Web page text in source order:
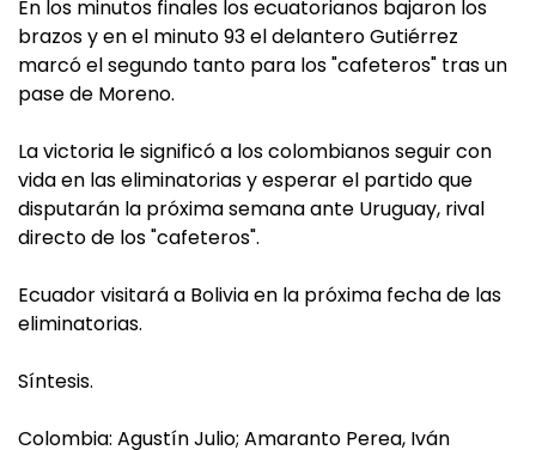
En los minutos finales los ecuatorianos bajaron los
brazos y en el minuto 93 el delantero Gutiérrez
marcó el segundo tanto para los "cafeteros" tras un
pase de Moreno.
La victoria le significó a los colombianos seguir con
vida en las eliminatorias y esperar el partido que
disputarán la próxima semana ante Uruguay, rival
directo de los "cafeteros".
Ecuador visitará a Bolivia en la próxima fecha de las
eliminatorias.
Síntesis.
Colombia: Agustín Julio; Amaranto Perea, Iván